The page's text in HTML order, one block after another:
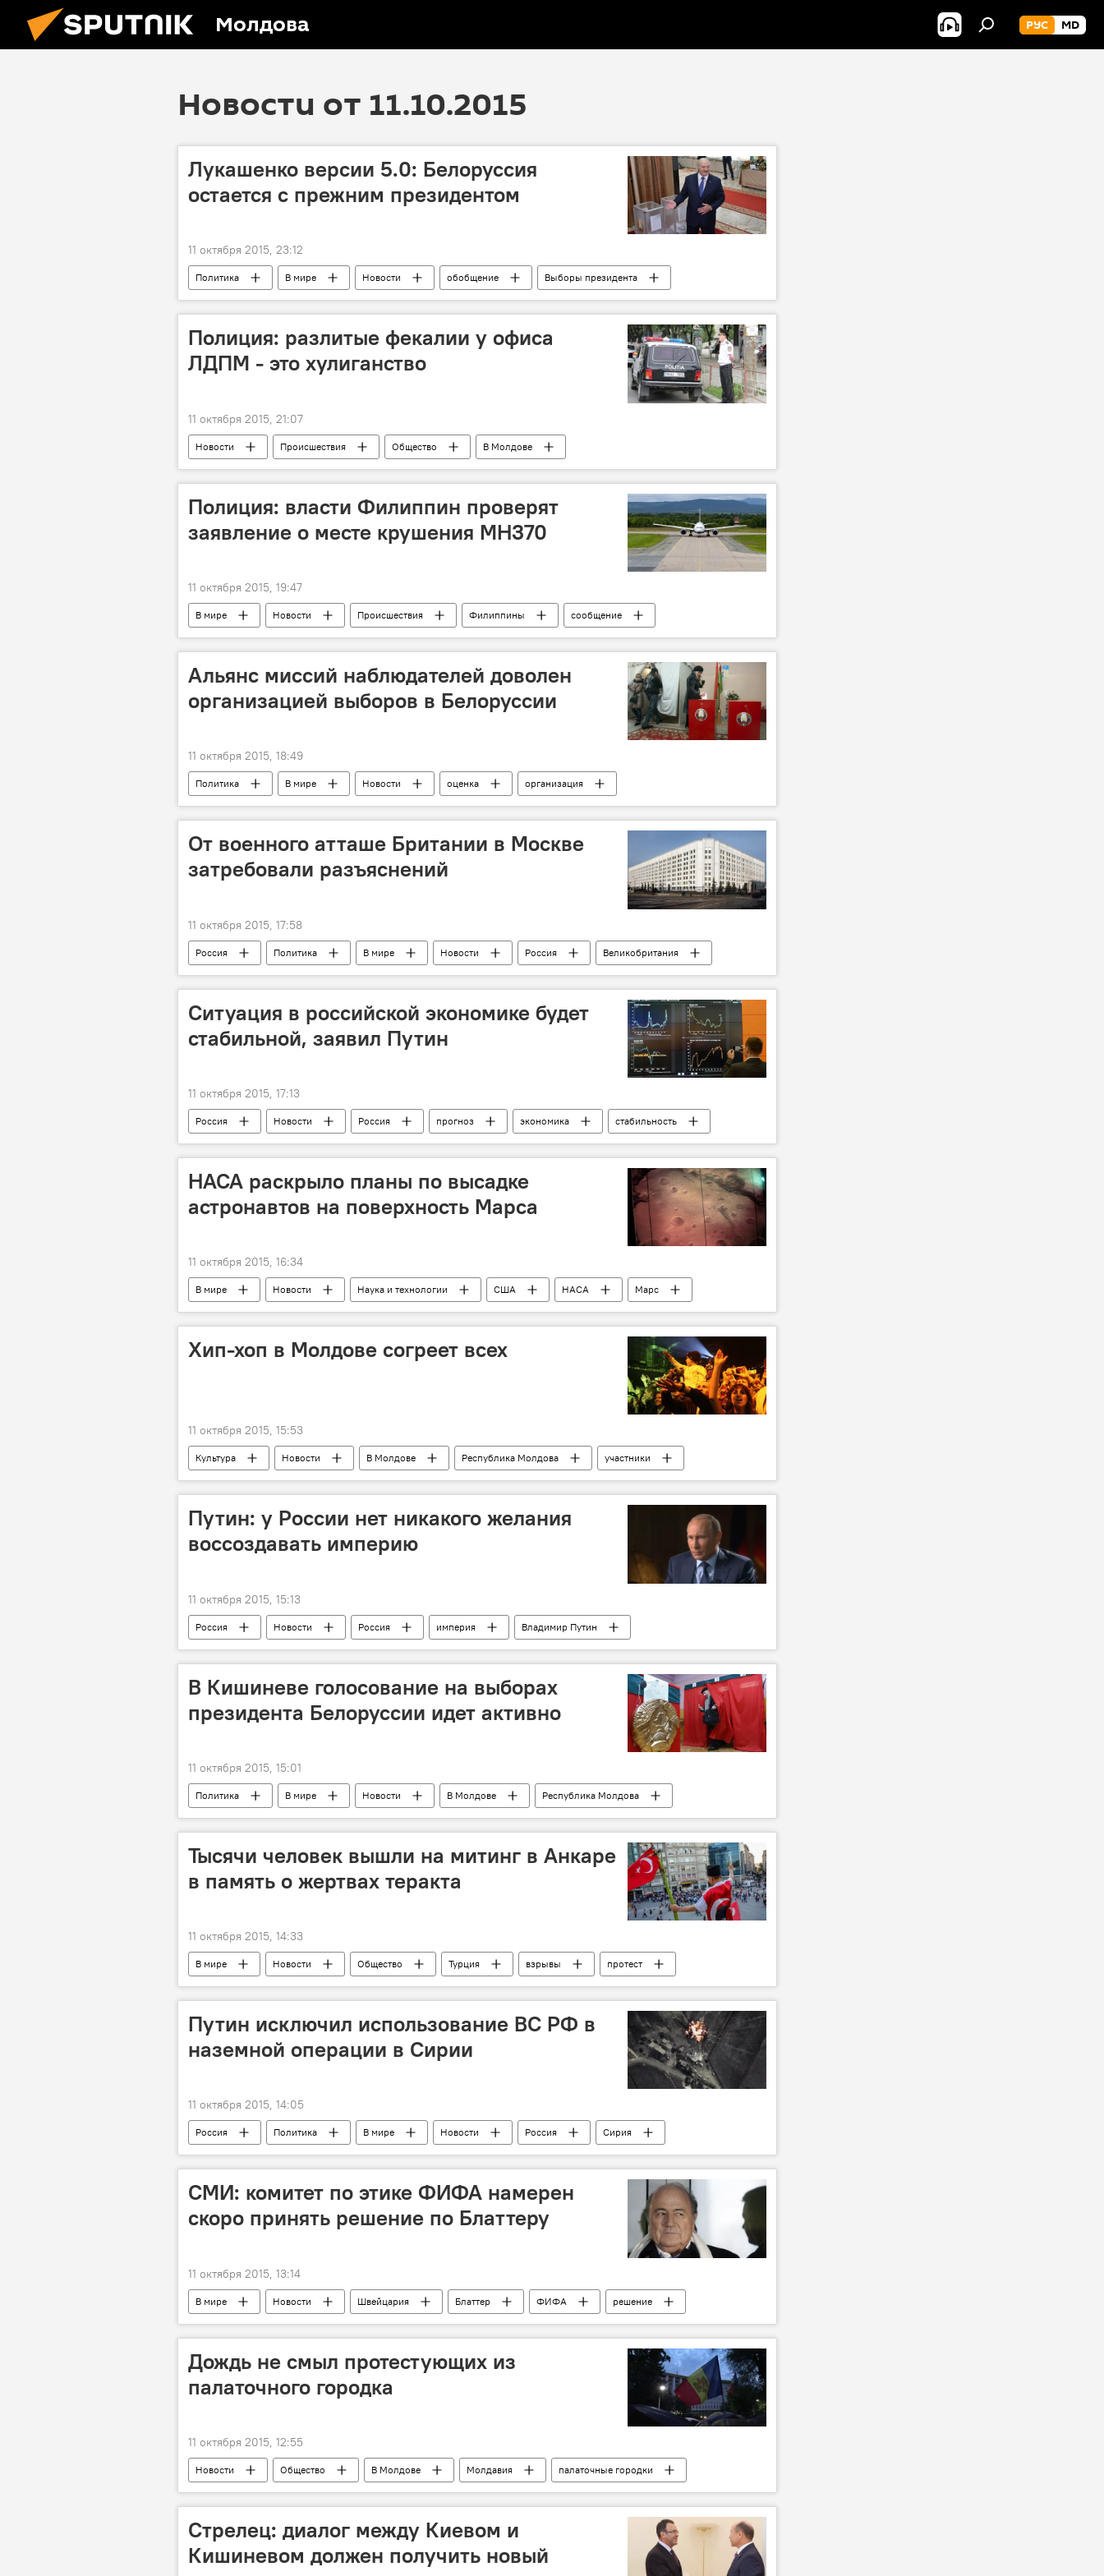
Молдова РУС MD
Новости от 11.10.2015
Лукашенко версии 5.0: Белоруссия
остается с прежним президентом
11 октября 2015, 23:12
Политика В мире Новости обобщение
Выборы президента
Беларусь
Полиция: разлитые фекалии у офиса
ЛДПМ - это хулиганство
11 октября 2015, 21:07
Новости Происшествия Общество В Молдове
Полиция: власти Филиппин проверят
заявление о месте крушения MH370
11 октября 2015, 19:47
В мире Новости Происшествия Филиппины
сообщение
рейс MH370
находка обломки
Альянс миссий наблюдателей доволен
организацией выборов в Белоруссии
11 октября 2015, 18:49
Политика В мире Новости оценка
организация
Выборы президента
Беларусь
От военного атташе Британии в Москве
затребовали разъяснений
11 октября 2015, 17:58
Россия Политика В мире Новости Россия
Великобритания
Минобороны РФ
пресса нота заявления
Ситуация в российской экономике будет
стабильной, заявил Путин
11 октября 2015, 17:13
Россия Новости Россия прогноз экономика
стабильность
Владимир Путин
НАСА раскрыло планы по высадке
астронавтов на поверхность Марса
11 октября 2015, 16:34
В мире Новости Наука и технологии США НАСА
Марс
освоение
Хип-хоп в Молдове согреет всех
11 октября 2015, 15:53
Культура Новости В Молдове Республика Молдова участники
Путин: у России нет никакого желания
воссоздавать империю
11 октября 2015, 15:13
Россия Новости Россия империя Владимир Путин
В Кишиневе голосование на выборах
президента Белоруссии идет активно
11 октября 2015, 15:01
Политика В мире Новости В Молдове
Республика Молдова
голосование
президент Беларусь выборы
Тысячи человек вышли на митинг в Анкаре
в память о жертвах теракта
11 октября 2015, 14:33
В мире Новости Общество Турция взрывы
протест
митинг
Путин исключил использование ВС РФ в
наземной операции в Сирии
11 октября 2015, 14:05
Россия Политика В мире Новости Россия
Сирия
вероятность
исключение
наземная операция
СМИ: комитет по этике ФИФА намерен
скоро принять решение по Блаттеру
11 октября 2015, 13:14
В мире Новости Швейцария Блаттер ФИФА
решение
срок
отстранение Спорт
Дождь не смыл протестующих из
палаточного городка
11 октября 2015, 12:55
Новости Общество В Молдове Молдавия
палаточные городки
Новости Кишинева
Игорь Додон
антиправительственный протест
Стрелец: диалог между Киевом и
Кишиневом должен получить новый